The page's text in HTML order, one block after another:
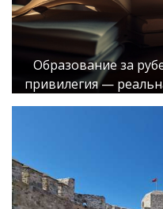
Образование за
привилегия —